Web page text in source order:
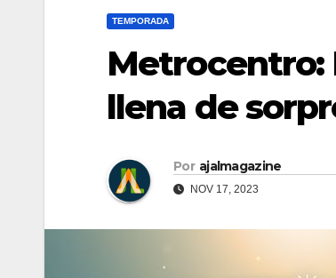
TEMPORADA
Metrocentro:
llena de
Por ajalmagazine
NOV 17, 2023